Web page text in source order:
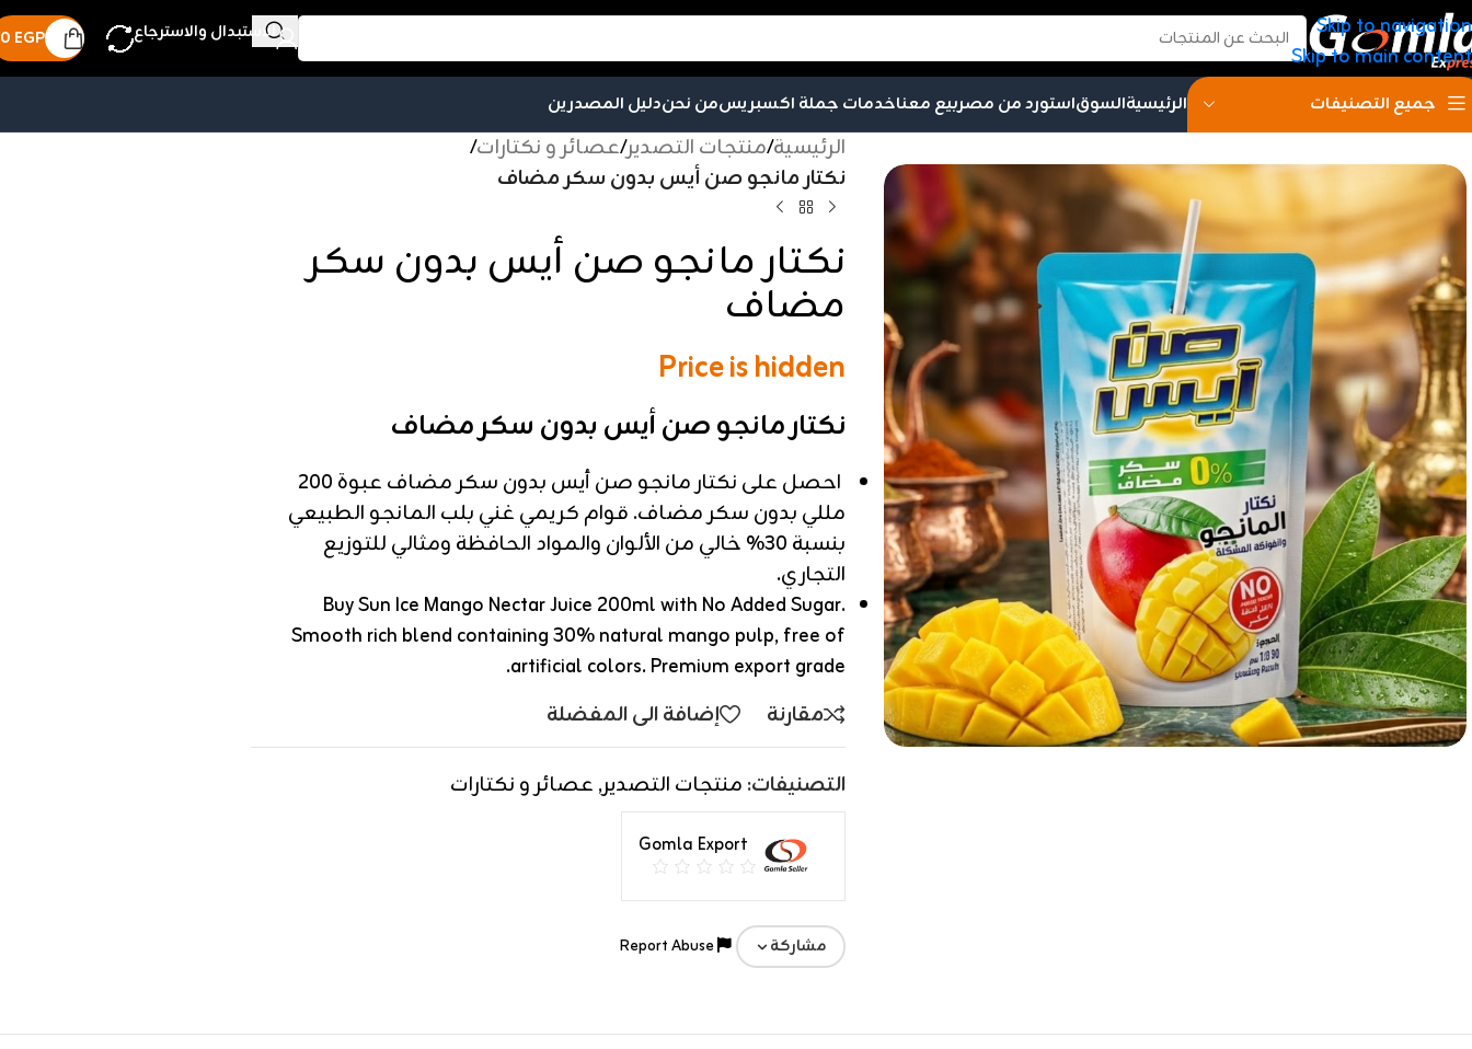
Skip to navigation
Skip to main content
الاستبدال والاسترجاع 0 EGP
جميع التصنيفات الرئيسيةالسوقاستورد من مصربيع معناخدمات جملة اكسبريسمن نحندليل المصدرين
الرئيسية/منتجات التصدير/عصائر و نكتارات/
نكتار مانجو صن أيس بدون سكر مضاف
نكتار مانجو صن أيس بدون سكر
مضاف
Price is hidden
نكتار مانجو صن أيس بدون سكر مضاف
احصل على نكتار مانجو صن أيس بدون سكر مضاف عبوة 200
مللي بدون سكر مضاف. قوام كريمي غني بلب المانجو الطبيعي
بنسبة 30% خالي من الألوان والمواد الحافظة ومثالي للتوزيع
التجاري.
Buy Sun Ice Mango Nectar Juice 200ml with No Added Sugar.
Smooth rich blend containing 30% natural mango pulp, free of
artificial colors. Premium export grade.
مقارنة
إضافة الى المفضلة
التصنيفات: منتجات التصدير, عصائر و نكتارات
Gomla Export
مشاركة